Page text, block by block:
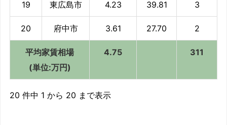
19 東広島市 4.23 39.81 3
20 府中市 3.61 27.70 2
平均家賃相場
(単位:万円)
4.75 311
20 件中 1 から 20 まで表示